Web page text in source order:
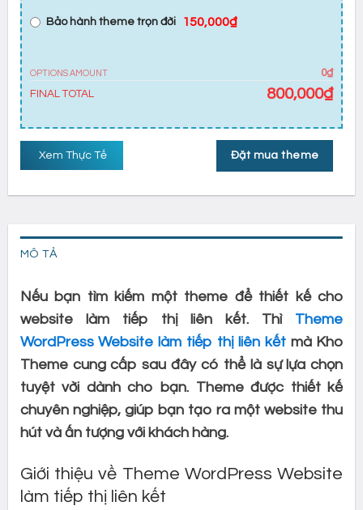
Bảo hành theme trọn đời 150,000₫
OPTIONS AMOUNT
0₫
FINAL TOTAL
800,000₫
Đặt mua theme
Xem Thực Tế
MÔ TẢ
Nếu bạn tìm kiếm một theme để thiết kế cho
website làm tiếp thị liên kết. Thì Theme
WordPress Website làm tiếp thị liên kếtmà Kho
Theme cung cấp sau đây có thể là sự lựa chọn
tuyệt vời dành cho bạn. Theme được thiết kế
chuyên nghiệp, giúp bạn tạo ra một website thu
hút và ấn tượng với khách hàng.
Giới thiệu về Theme WordPress Website
làm tiếp thị liên kết